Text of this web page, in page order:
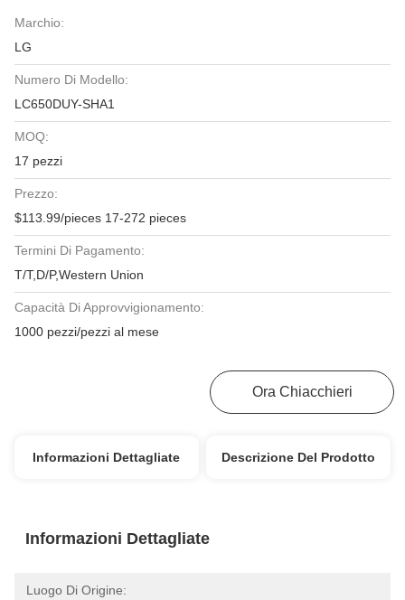
Marchio:
LG
Numero Di Modello:
LC650DUY-SHA1
MOQ:
17 pezzi
Prezzo:
$113.99/pieces 17-272 pieces
Termini Di Pagamento:
T/T,D/P,Western Union
Capacità Di Approvvigionamento:
1000 pezzi/pezzi al mese
Ora Chiacchieri
Informazioni Dettagliate Descrizione Del Prodotto
Informazioni Dettagliate
Luogo Di Origine: